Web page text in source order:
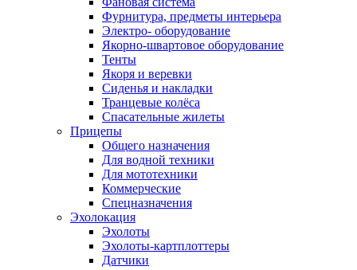
Фурнитура, предметы интерьера
Электро- оборудование
Якорно-швартовое оборудование
Тенты
Якоря и веревки
Сиденья и накладки
Транцевые колёса
Спасательные жилеты
Прицепы
Общего назначения
Для водной техники
Для мототехники
Коммерческие
Спецназначения
Эхолокация
Эхолоты
Эхолоты-картплоттеры
Датчики